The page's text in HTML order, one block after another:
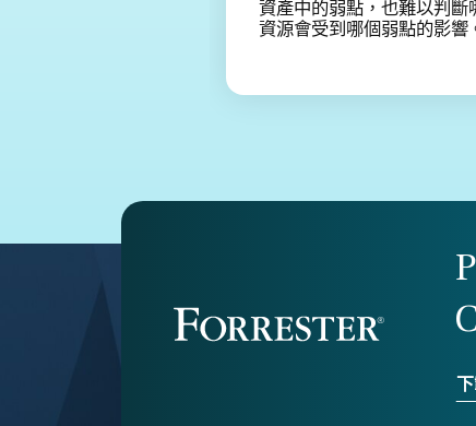
資產中的弱點，也難以判斷
資源會受到哪個弱點的影響